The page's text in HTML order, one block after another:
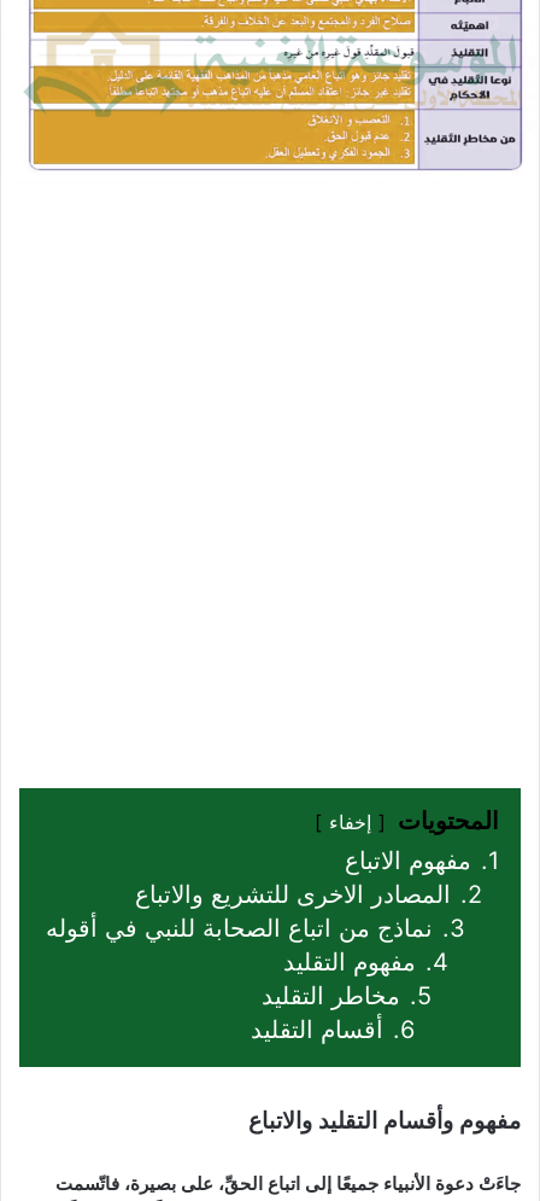
المحتويات إخفاء
1.
مفهوم الاتباع
2.
المصادر الاخرى للتشريع والاتباع
3.
نماذج من اتباع الصحابة للنبي في أقوله
4.
مفهوم التقليد
5.
مخاطر التقليد
6.
أقسام التقليد
مفهوم وأقسام التقليد والاتباع
جاءَتْ دعوة الأنبياء جميعًا إلى اتباع الحقِّ، على بصيرة، فاتّسمت